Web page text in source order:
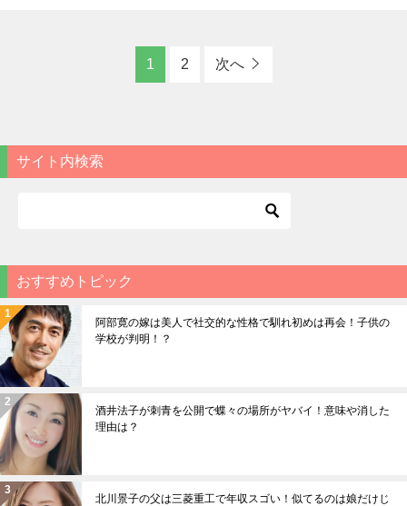
1 2 次へ
サイト内検索
おすすめトピック
阿部寛の嫁は美人で社交的な性格で馴れ初めは再会！子供の
学校が判明！？
酒井法子が刺青を公開で蝶々の場所がヤバイ！意味や消した
理由は？
北川景子の父は三菱重工で年収スゴい！似てるのは娘だけじ